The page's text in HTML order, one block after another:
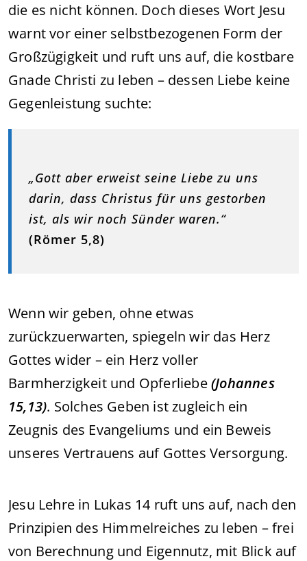
die es nicht können. Doch dieses Wort Jesu
warnt vor einer selbstbezogenen Form der
Großzügigkeit und ruft uns auf, die kostbare
Gnade Christi zu leben – dessen Liebe keine
Gegenleistung suchte:
„Gott aber erweist seine Liebe zu uns
darin, dass Christus für uns gestorben
ist, als wir noch Sünder waren.“
(Römer 5,8)
Wenn wir geben, ohne etwas
zurückzuerwarten, spiegeln wir das Herz
Gottes wider – ein Herz voller
Barmherzigkeit und Opferliebe(Johannes
15,13). Solches Geben ist zugleich ein
Zeugnis des Evangeliums und ein Beweis
unseres Vertrauens auf Gottes Versorgung.
Jesu Lehre in Lukas 14 ruft uns auf, nach den
Prinzipien des Himmelreiches zu leben – frei
von Berechnung und Eigennutz, mit Blick auf